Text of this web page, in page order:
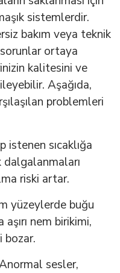
sistemlerdir.
bakım veya teknik
ortaya
kalitesini ve
Aşağıda,
problemleri
istenen sıcaklığa
dalgalanmaları
riski artar.
yüzeylerde buğu
nem birikimi,
bozar.
sesler,